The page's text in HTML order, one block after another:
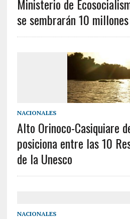
Ministerio de
se sembrarán 10
NACIONALES
Alto Orinoco-Casiquiare
posiciona entre las 10
de la Unesco
NACIONALES